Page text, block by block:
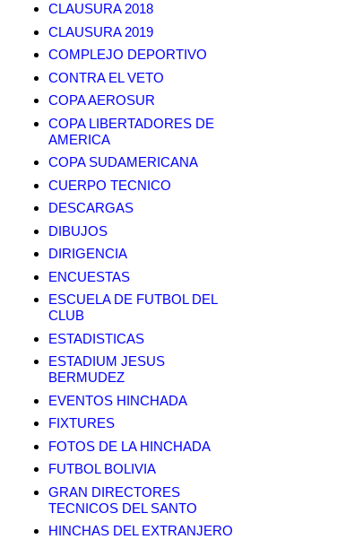
CLAUSURA 2018
CLAUSURA 2019
COMPLEJO DEPORTIVO
CONTRA EL VETO
COPA AEROSUR
COPA LIBERTADORES DE
AMERICA
COPA SUDAMERICANA
CUERPO TECNICO
DESCARGAS
DIBUJOS
DIRIGENCIA
ENCUESTAS
ESCUELA DE FUTBOL DEL
CLUB
ESTADISTICAS
ESTADIUM JESUS
BERMUDEZ
EVENTOS HINCHADA
FIXTURES
FOTOS DE LA HINCHADA
FUTBOL BOLIVIA
GRAN DIRECTORES
TECNICOS DEL SANTO
HINCHAS DEL EXTRANJERO